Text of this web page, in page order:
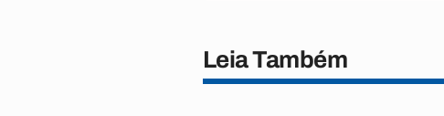
Leia Também